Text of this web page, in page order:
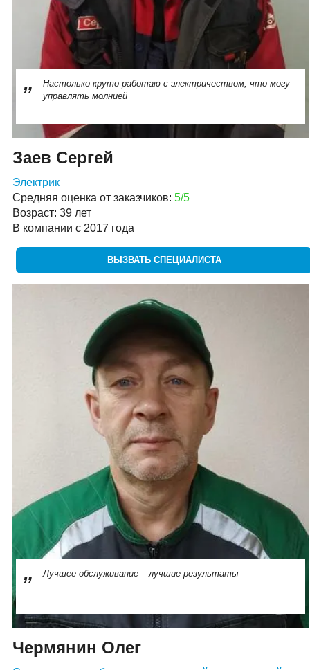
Настолько круто работаю с электричеством, что могу
управлять молнией
Заев Сергей
Электрик
Средняя оценка от заказчиков: 5/5
Возраст: 39 лет
В компании с 2017 года
ВЫЗВАТЬ СПЕЦИАЛИСТА
Лучшее обслуживание – лучшие результаты
Чермянин Олег